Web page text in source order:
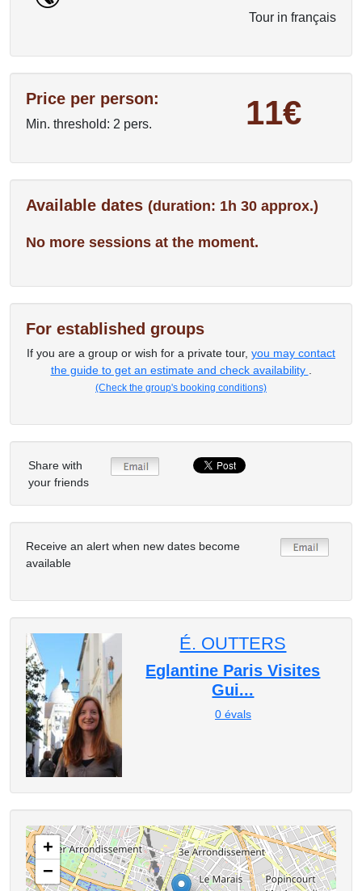
Tour in français
Price per person:
Min. threshold: 2 pers. 11€
Available dates (duration: 1h 30 approx.)
No more sessions at the moment.
For established groups
If you are a group or wish for a private tour, you may contact
the guide to get an estimate and check availability
(Check the group's booking conditions)
Share with
your friends
Receive an alert when new dates become
available
É. OUTTERS
Eglantine Paris Visites
Gui...
0évals
+
−